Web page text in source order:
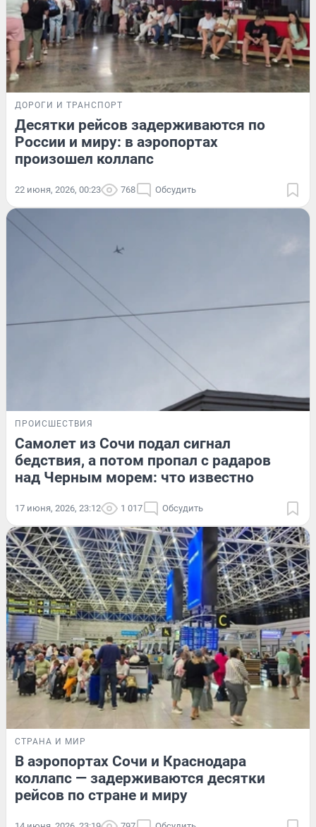
ДОРОГИ И ТРАНСПОРТ
Десятки рейсов задерживаются по
России и миру: в аэропортах
произошел коллапс
22 июня, 2026, 00:23 768 Обсудить
ПРОИСШЕСТВИЯ
Самолет из Сочи подал сигнал
бедствия, а потом пропал с радаров
над Черным морем: что известно
17 июня, 2026, 23:12 1 017 Обсудить
СТРАНА И МИР
В аэропортах Сочи и Краснодара
коллапс — задерживаются десятки
рейсов по стране и миру